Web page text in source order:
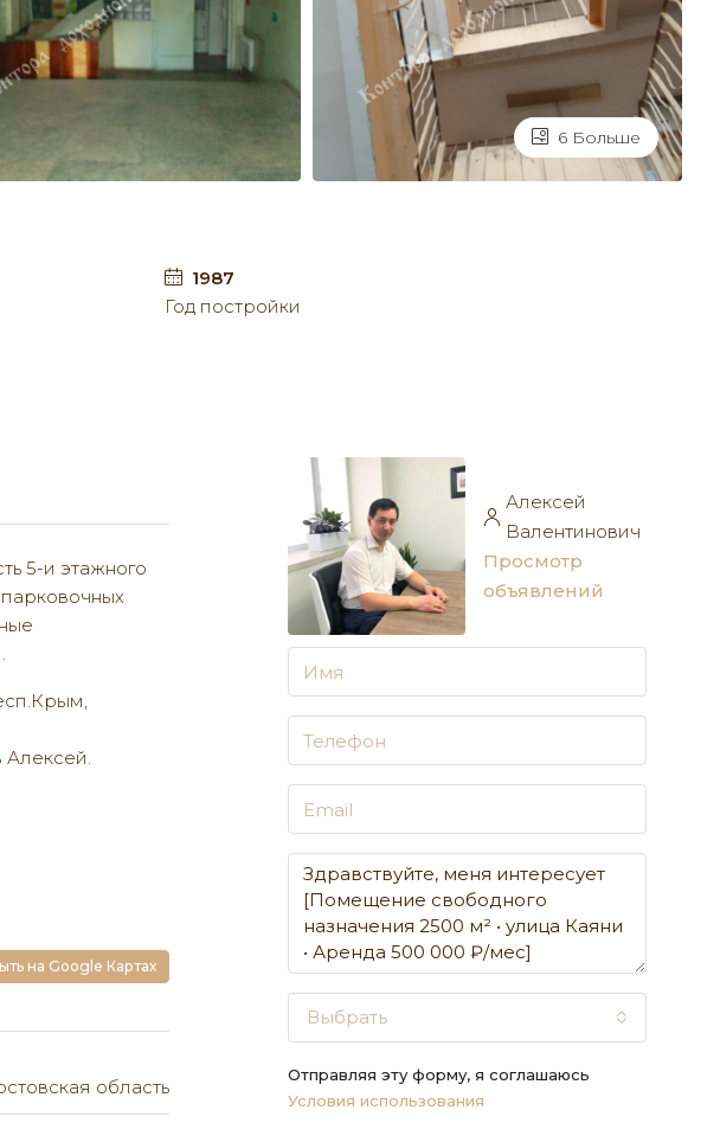
6 Больше
1987
Год постройки
5-и этажного
на Google Картах
область
Алексей
Валентинович
Просмотр
объявлений
Выбрать
Отправляя эту форму, я соглашаюсь
Условия использования